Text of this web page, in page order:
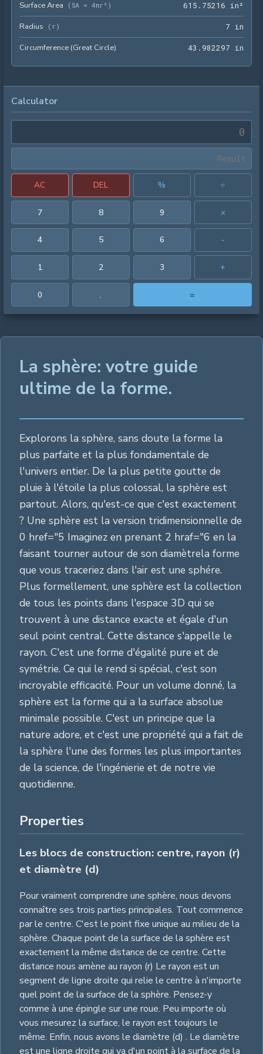
Surface Area ( SA = 4πr² ) 61 5 . 75216 in²
Radius ( r ) 7 in
Circumference (Great Circle) 43 . 982297 in
Calculator
AC DEL % ÷
7 8 9 ×
4 5 6 -
1 2 3 +
0 . =
La sphère: votre guide
ultime de la forme.
Explorons la sphère, sans doute la forme la
plus parfaite et la plus fondamentale de
l'univers entier. De la plus petite goutte de
pluie à l'étoile la plus colossal, la sphère est
partout. Alors, qu'est-ce que c'est exactement
? Une sphère est la version tridimensionnelle de
0 href="5 Imaginez en prenant 2 hraf="6 en la
faisant tourner autour de son diamètrela forme
que vous traceriez dans l'air est une sphére.
Plus formellement, une sphère est la collection
de tous les points dans l'espace 3D qui se
trouvent à une distance exacte et égale d'un
seul point central. Cette distance s'appelle le
rayon. C'est une forme d'égalité pure et de
symétrie. Ce qui le rend si spécial, c'est son
incroyable efficacité. Pour un volume donné, la
sphère est la forme qui a la surface absolue
minimale possible. C'est un principe que la
nature adore, et c'est une propriété qui a fait de
la sphère l'une des formes les plus importantes
de la science, de l'ingénierie et de notre vie
quotidienne.
Properties
Les blocs de construction: centre, rayon (r)
et diamètre (d)
Pour vraiment comprendre une sphère, nous devons
connaître ses trois parties principales. Tout commence
par le centre. C'est le point fixe unique au milieu de la
sphère. Chaque point de la surface de la sphère est
exactement la même distance de ce centre. Cette
distance nous amène au rayon (r) Le rayon est un
segment de ligne droite qui relie le centre à n'importe
quel point de la surface de la sphère. Pensez-y
comme à une épingle sur une roue. Peu importe où
vous mesurez la surface, le rayon est toujours le
même. Enfin, nous avons le diamètre (d) . Le diamètre
est une ligne droite qui va d'un point à la surface de la